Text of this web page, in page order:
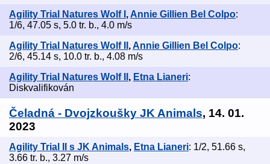
Agility Trial Natures Wolf I , Annie Gillien Bel Colpo:
1/6, 47.05 s, 5.0 tr. b., 4.0 m/s
Agility Trial Natures Wolf II ,Annie Gillien Bel Colpo:
2/6, 45.14 s, 10.0 tr. b., 4.08 m/s
Agility Trial Natures Wolf II , Etna Lianeri:
Diskvalifikován
Čeladná - Dvojzkoušky JK Animals, 14. 01.
2023
Agility Trial II s JK Animals, Etna Lianeri: 1/2, 51.66 s,
3.66 tr. b., 3.27 m/s